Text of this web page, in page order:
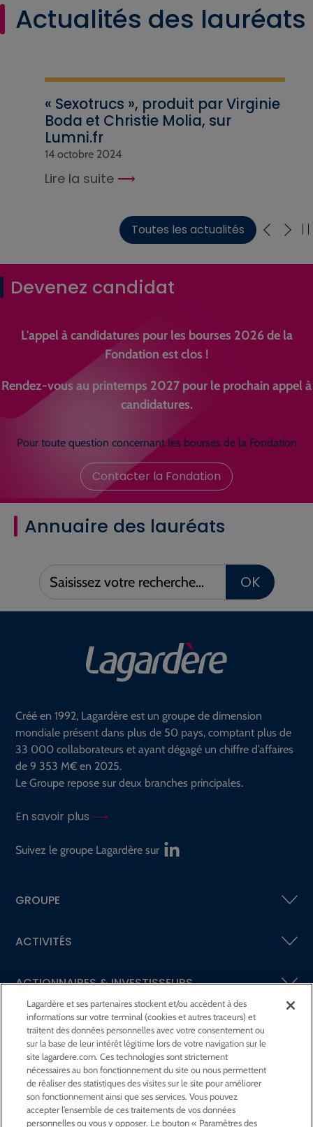
Actualités des lauréats
« Sexotrucs », produit par Virginie
Boda et Christie Molia, sur
Lumni.fr
14 octobre 2024
Lire la suite
Toutes les actualités
Devenez candidat
L'appel à candidatures pour les bourses 2026 de la
Fondation est clos !
Rendez-vous au printemps 2027 pour le prochain appel à
candidatures.
Pour toute question concernant les bourses de la Fondation
Contacter la Fondation
Annuaire des lauréats
Saisissez
votre
OK
Créé en 1992, Lagardère est un groupe de dimension
mondiale présent dans plus de 50 pays, comptant plus de
33 000 collaborateurs et ayant dégagé un chiffre d’affaires
de 9 353 M€ en 2025.
Le Groupe repose sur deux branches principales.
En savoir plus
Suivez le groupe Lagardère sur
GROUPE
ACTIVITÉS
ACTIONNAIRES &INVESTISSEURS
LA RSECHEZ LAGARDÈRE
LA FONDATIONJEAN‑LUC LAGARDÈRE
CENTRE PRESSE
Lagardère et ses partenaires stockent et/ou accèdent à des
informations sur votre terminal (cookies et autres traceurs) et
traitent des données personnelles avec votre consentement ou
sur la base de leur intérêt légitime lors de votre navigation sur le
site lagardere.com. Ces technologies sont strictement
nécessaires au bon fonctionnement du site ou nous permettent
de réaliser des statistiques des visites sur le site pour améliorer
son fonctionnement ainsi que ses services. Vous pouvez
accepter l’ensemble de ces traitements de vos données
personnelles ou vous y opposer. Le bouton « Paramètres des